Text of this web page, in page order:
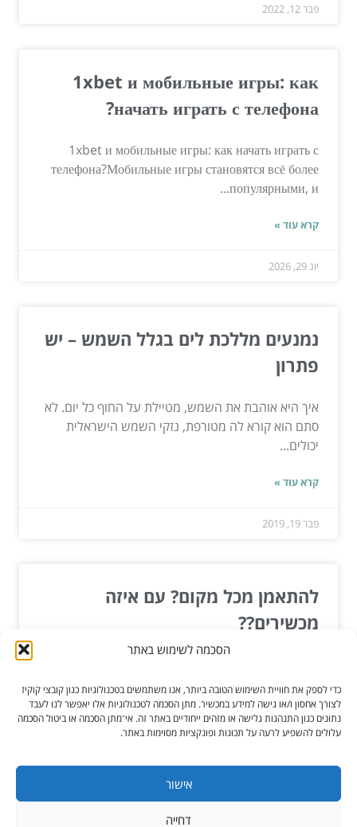
הסכמה לשימוש באתר
כדי לספק את חוויית השימוש הטובה ביותר, אנו משתמשים בטכנולוגיות כגון קובצי קוקיז
לצורך אחסון ו/או גישה למידע במכשיר. מתן הסכמה לטכנולוגיות אלו יאפשר לנו לעבד
נתונים כגון התנהגות גלישה או מזהים ייחודיים באתר זה. אי־מתן הסכמה או ביטול הסכמה
עלולים להשפיע לרעה על תכונות ופונקציות מסוימות באתר.
אישור
דחייה
פבר 12, 2022
1xbet и мобильные игры: как
начать играть с телефона?
1xbet и мобильные игры: как начать играть с
телефона?Мобильные игры становятся всё более
популярными, и...
קרא עוד »
יונ 29, 2026
נמנעים מללכת לים בגלל השמש – יש
פתרון
איך היא אוהבת את השמש, מטיילת על החוף כל יום. לא
סתם הוא קורא לה מטורפת, נזקי השמש הישראלית
יכולים...
קרא עוד »
פבר 19, 2019
להתאמן מכל מקום? עם איזה
מכשירים??
מקום שירצו ובכל זמן שיבחרו בעזרת מכשירים
המאפשרים להם...
קרא עוד »